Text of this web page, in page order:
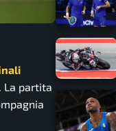
La partita